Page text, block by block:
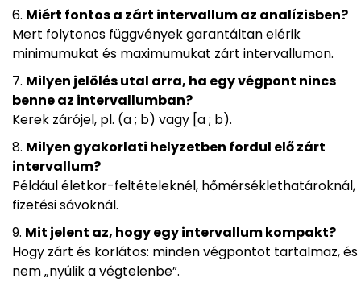
Miért fontos a zárt intervallum az analízisben?
Mert folytonos függvények garantáltan elérik
minimumukat és maximumukat zárt intervallumon.
Milyen jelölés utal arra, ha egy végpont nincs
benne az intervallumban?
Kerek zárójel, pl. (a ; b) vagy [a ; b).
Milyen gyakorlati helyzetben fordul elő zárt
intervallum?
Például életkor-feltételeknél, hőmérséklethatároknál,
fizetési sávoknál.
Mit jelent az, hogy egy intervallum kompakt?
Hogy zárt és korlátos: minden végpontot tartalmaz, és
nem „nyúlik a végtelenbe”.